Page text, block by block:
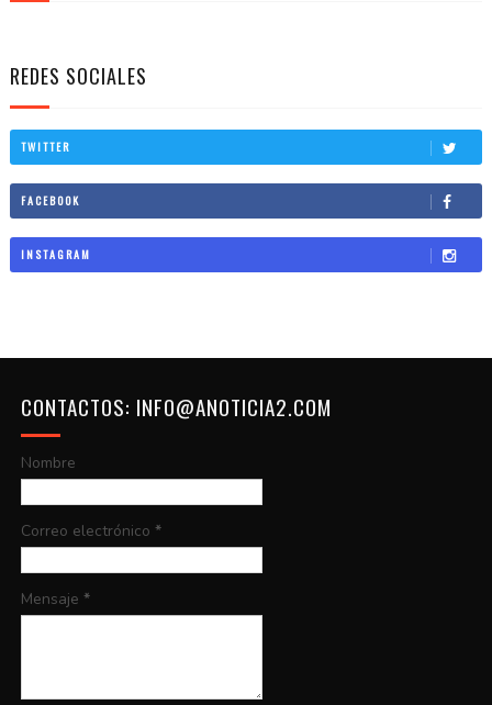
REDES SOCIALES
TWITTER
FACEBOOK
INSTAGRAM
CONTACTOS: INFO@ANOTICIA2.COM
Nombre
Correo electrónico *
Mensaje *